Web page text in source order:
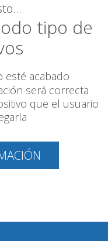
tipo de
esté acabado
será correcta
que el usuario